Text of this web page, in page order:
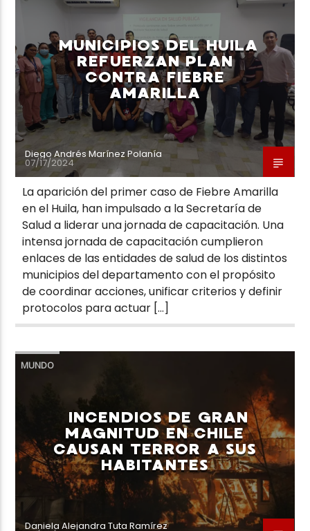
MUNICIPIOS DEL HUILA
REFUERZAN PLAN
CONTRA FIEBRE
AMARILLA
Diego Andrés Marínez Polanía
07/17/2024
La aparición del primer caso de Fiebre Amarilla
en el Huila, han impulsado a la Secretaría de
Salud a liderar una jornada de capacitación. Una
intensa jornada de capacitación cumplieron
enlaces de las entidades de salud de los distintos
municipios del departamento con el propósito
de coordinar acciones, unificar criterios y definir
protocolos para actuar […]
MUNDO
INCENDIOS DE GRAN
MAGNITUD EN CHILE
CAUSAN TERROR A SUS
HABITANTES
Daniela Alejandra Tuta Ramírez